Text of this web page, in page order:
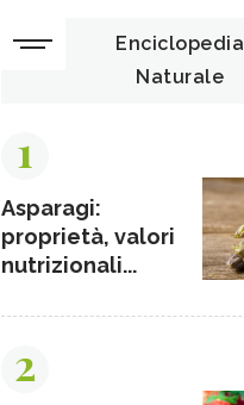
Enciclopedia
Naturale
1
Asparagi:
proprietà, valori
nutrizionali...
2